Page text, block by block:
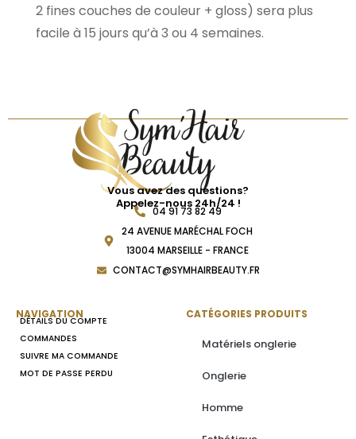
2 fines couches de couleur + gloss) sera plus
facile à 15 jours qu’à 3 ou 4 semaines.
Vous avez des questions?
Appelez-nous 24h/24 !
04 91 73 82 49
24 AVENUE MARÉCHAL FOCH
13004 MARSEILLE - FRANCE
CONTACT@SYMHAIRBEAUTY.FR
NAVIGATION
DÉTAILS DU COMPTE
COMMANDES
SUIVRE MA COMMANDE
MOT DE PASSE PERDU
CATÉGORIES PRODUITS
Matériels onglerie
Onglerie
Homme